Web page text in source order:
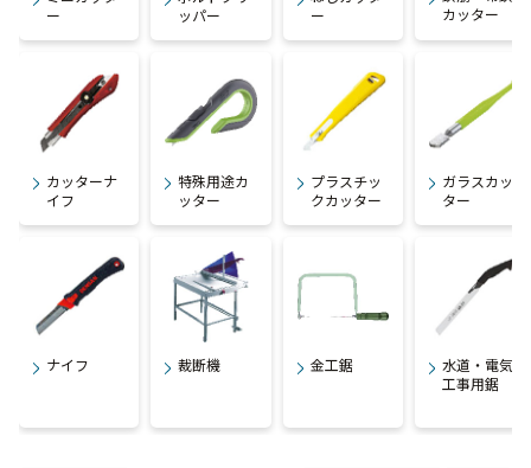
ー
ッパー
ー
カッター
カッターナ
イフ
特殊用途カ
ッター
プラスチッ
クカッター
ガラスカッ
ター
ナイフ 裁断機 金工鋸
水道・電気
工事用鋸